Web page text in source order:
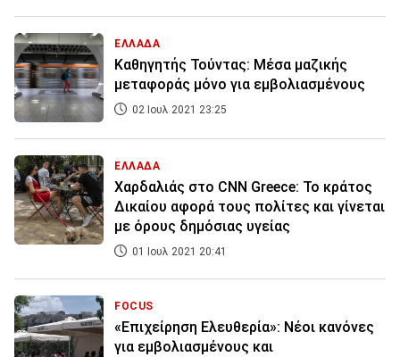
ΕΛΛΑΔΑ
Καθηγητής Τούντας: Μέσα μαζικής
μεταφοράς μόνο για εμβολιασμένους
02 Ιουλ 2021 23:25
ΕΛΛΑΔΑ
Χαρδαλιάς στο CNN Greece: Το κράτος
Δικαίου αφορά τους πολίτες και γίνεται
με όρους δημόσιας υγείας
01 Ιουλ 2021 20:41
FOCUS
«Επιχείρηση Ελευθερία»: Νέοι κανόνες
για εμβολιασμένους και